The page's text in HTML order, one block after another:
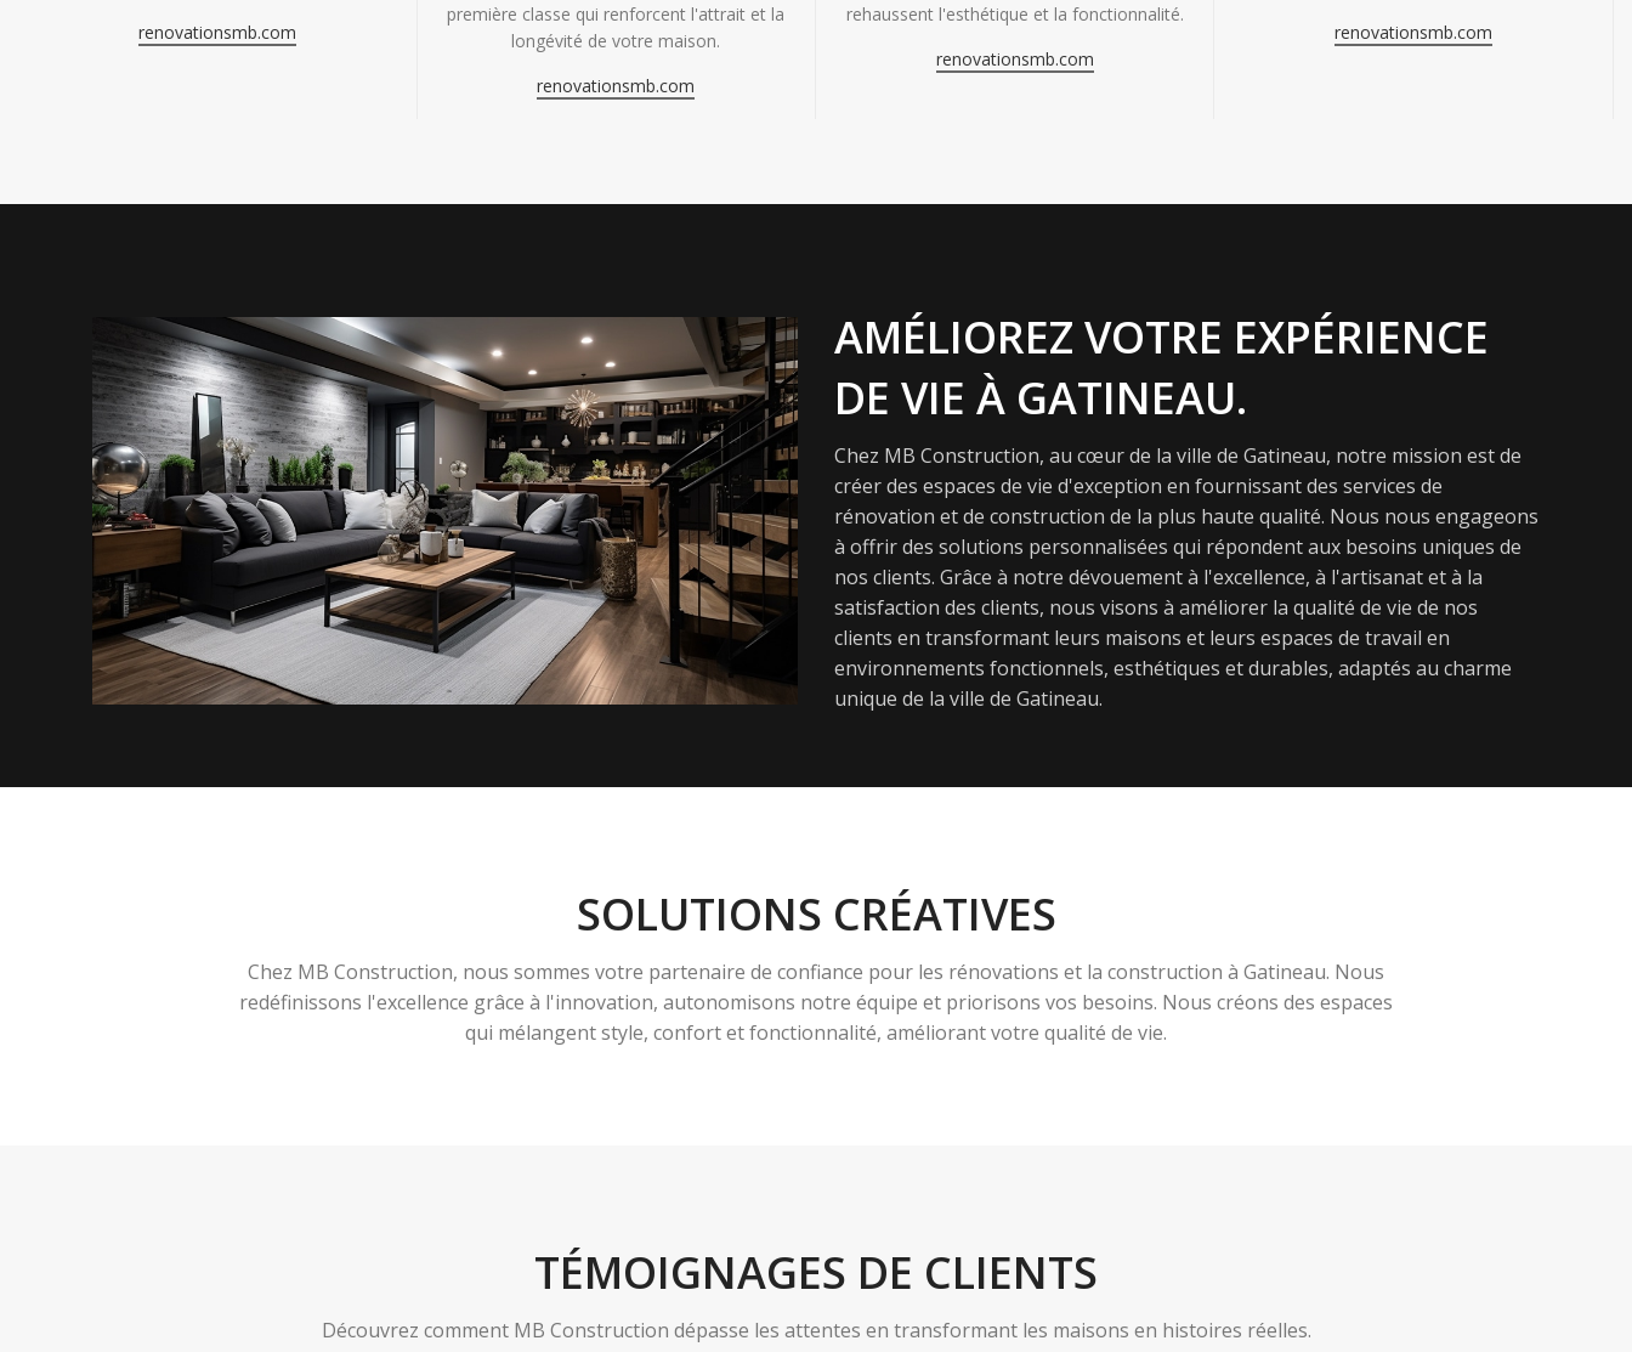
renovationsmb.com
première classe qui renforcent l'attrait et la
longévité de votre maison.
renovationsmb.com
rehaussent l'esthétique et la fonctionnalité.
renovationsmb.com
renovationsmb.com
AMÉLIOREZ VOTRE EXPÉRIENCE
DE VIE À GATINEAU.
Chez MB Construction, au cœur de la ville de Gatineau, notre mission est de
créer des espaces de vie d'exception en fournissant des services de
rénovation et de construction de la plus haute qualité. Nous nous engageons
à offrir des solutions personnalisées qui répondent aux besoins uniques de
nos clients. Grâce à notre dévouement à l'excellence, à l'artisanat et à la
satisfaction des clients, nous visons à améliorer la qualité de vie de nos
clients en transformant leurs maisons et leurs espaces de travail en
environnements fonctionnels, esthétiques et durables, adaptés au charme
unique de la ville de Gatineau.
SOLUTIONS CRÉATIVES
Chez MB Construction, nous sommes votre partenaire de confiance pour les rénovations et la construction à Gatineau. Nous
redéfinissons l'excellence grâce à l'innovation, autonomisons notre équipe et priorisons vos besoins. Nous créons des espaces
qui mélangent style, confort et fonctionnalité, améliorant votre qualité de vie.
TÉMOIGNAGES DE CLIENTS
Découvrez comment MB Construction dépasse les attentes en transformant les maisons en histoires réelles.